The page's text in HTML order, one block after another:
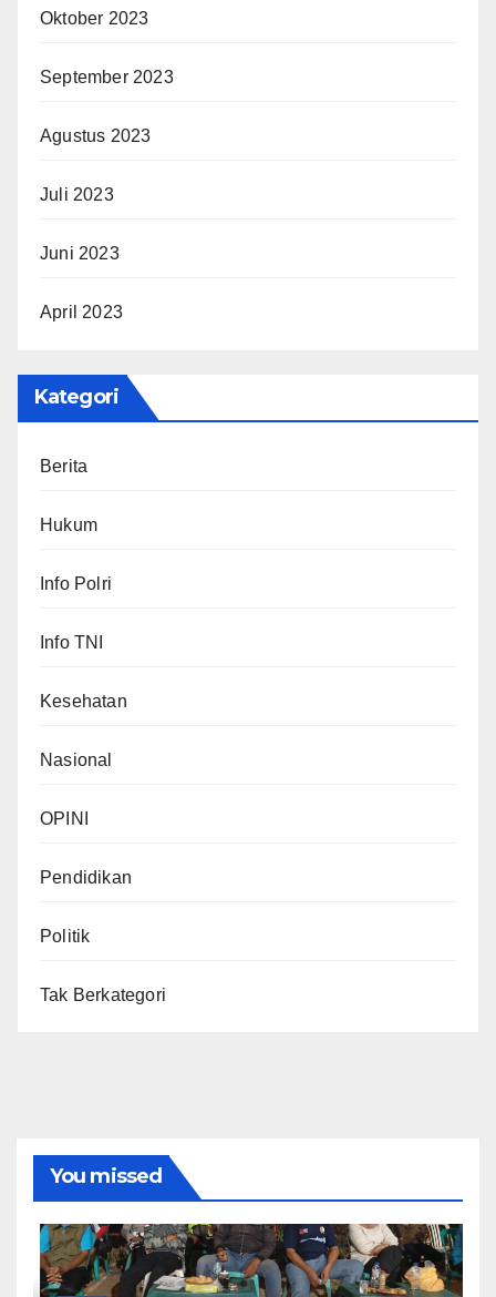
Oktober 2023
September 2023
Agustus 2023
Juli 2023
Juni 2023
April 2023
Kategori
Berita
Hukum
Info Polri
Info TNI
Kesehatan
Nasional
OPINI
Pendidikan
Politik
Tak Berkategori
You missed